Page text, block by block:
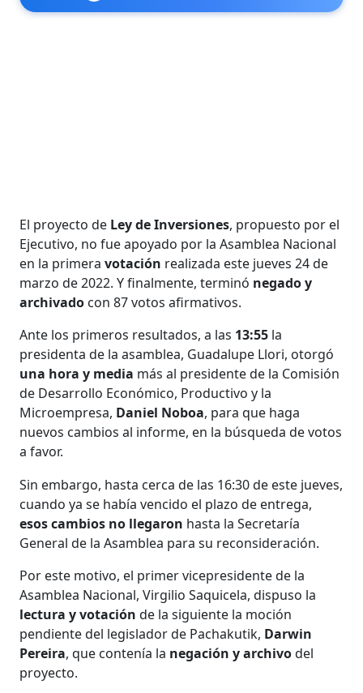
El proyecto de Ley de Inversiones, propuesto por el
Ejecutivo, no fue apoyado por la Asamblea Nacional
en la primeravotación realizada este jueves 24 de
marzo de 2022. Y finalmente, terminó negado y
archivado con 87 votos afirmativos.
Ante los primeros resultados, a las 13:55 la
presidenta de la asamblea, Guadalupe Llori, otorgó
una hora y media más al presidente de la Comisión
de Desarrollo Económico, Productivo y la
Microempresa, Daniel Noboa, para que haga
nuevos cambios al informe, en la búsqueda de votos
a favor.
Sin embargo, hasta cerca de las 16:30 de este jueves,
cuando ya se había vencido el plazo de entrega,
esos cambios no llegaron hasta la Secretaría
General de la Asamblea para su reconsideración.
Por este motivo, el primer vicepresidente de la
Asamblea Nacional, Virgilio Saquicela, dispuso la
lectura y votación de la siguiente la moción
pendiente del legislador de Pachakutik, Darwin
Pereira, que contenía la negación y archivodel
proyecto.